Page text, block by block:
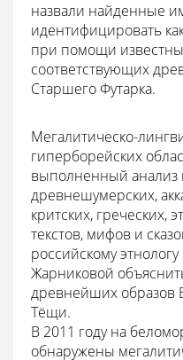
назвали найденные
идентифицировать
при помощи
соответствующих
Старшего Футарка.
Мегалитическо-
гиперборейских
выполненный анализ
древнешумерских,
критских, греческих,
текстов, мифов и
российскому
Жарниковой
древнейших образов
Тёщи.
В 2011 году на
обнаружены